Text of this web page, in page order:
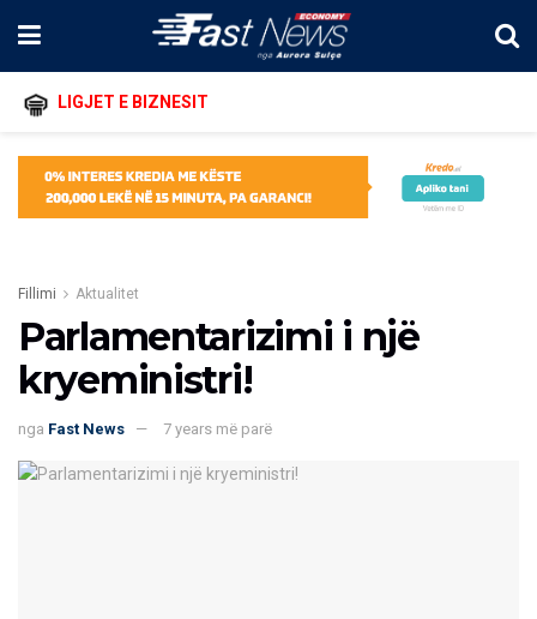
LIGJET E BIZNESIT
Fillimi Aktualitet
Parlamentarizimi i një
kryeministri!
nga Fast News 7 years më parë